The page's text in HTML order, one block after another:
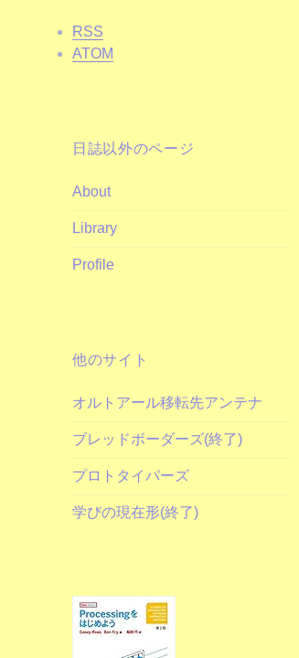
RSS
ATOM
日誌以外のページ
About
Library
Profile
他のサイト
オルトアール移転先アンテナ
ブレッドボーダーズ(終了)
プロトタイパーズ
学びの現在形(終了)